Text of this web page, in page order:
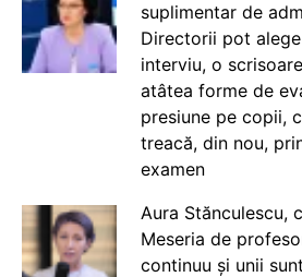
suplimentar de
Directorii pot
interviu, o
atâtea forme de
presiune pe copii,
treacă, din nou,
examen
Aura Stănculescu,
Meseria de
continuu și unii